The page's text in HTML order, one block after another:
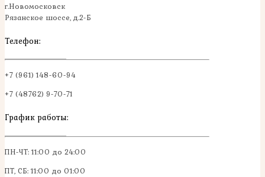
г.Новомосковск
Рязанское шоссе, д.2-Б
Телефон:
+7 (961) 148-60-94
+7 (48762) 9-70-71
График работы:
ПН-ЧТ: 11:00 до 24:00
ПТ, СБ: 11:00 до 01:00